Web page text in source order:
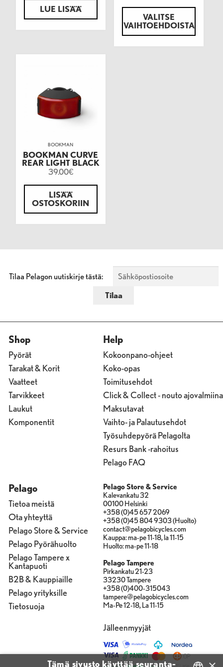
LUE LISÄÄ
VALITSE
VAIHTOEHDOISTA
BOOKMAN
BOOKMAN CURVE
REAR LIGHT BLACK
39.00€
LISÄÄ
OSTOSKORIIN
Tilaa Pelagon uutiskirje tästä:
Shop
Pyörät
Tarakat & Korit
Vaatteet
Tarvikkeet
Laukut
Komponentit
Help
Kokoonpano-ohjeet
Koko-opas
Toimitusehdot
Click & Collect - nouto ajovalmiina
Maksutavat
Vaihto- ja Palautusehdot
Työsuhdepyörä Pelagolta
Resurs Bank -rahoitus
Pelago FAQ
Pelago
Tietoa meistä
Ota yhteyttä
Pelago Store & Service
Pelago Pyörähuolto
Pelago Tampere x
Kantapuoti
B2B & Kauppiaille
Pelago yrityksille
Tietosuoja
Pelago Store & Service
Kalevankatu 32
00100 Helsinki
+358 (0)45 657 2069
+358 (0)45 804 9303 (Huolto)
contact@pelagobicycles.com
Kauppa: ma-pe 11-18, la 11-15
Huolto: ma-pe 11-18
Pelago Tampere
Pirkankatu 21-23
33230 Tampere
+358 (0)400-315043
tampere@pelagobicycles.com
Ma-Pe 12-18, La 11-15
Jälleenmyyjät
Tämä sivusto käyttää seuranta-